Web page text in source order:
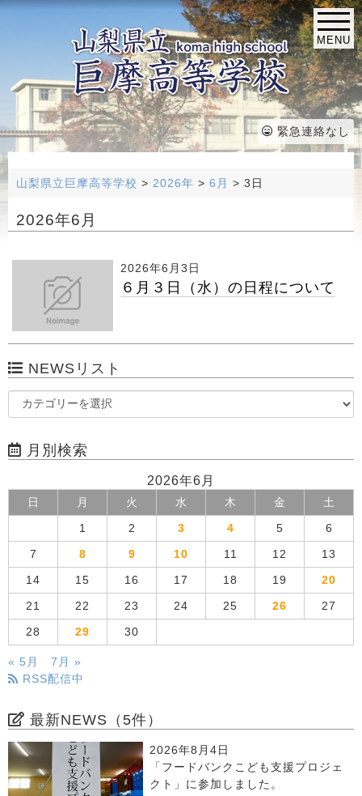
MENU
緊急連絡なし
山梨県立巨摩高等学校 > 2026年 > 6月 > 3日
2026年6月
2026年6月3日
６月３日（水）の日程について
NEWSリスト
月別検索
2026年6月
日 月 火 水 木 金 土
1 2 3 4 5 6
7 8 9 10 11 12 13
14 15 16 17 18 19 20
21 22 23 24 25 26 27
28 29 30
« 5月
7月 »
RSS配信中
最新NEWS（5件）
2026年8月4日
「フードバンクこども支援プロジェ
クト」に参加しました。